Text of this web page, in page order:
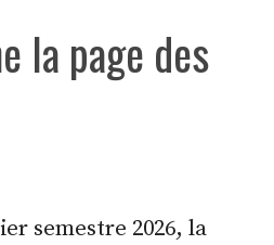
la page des
semestre 2026, la